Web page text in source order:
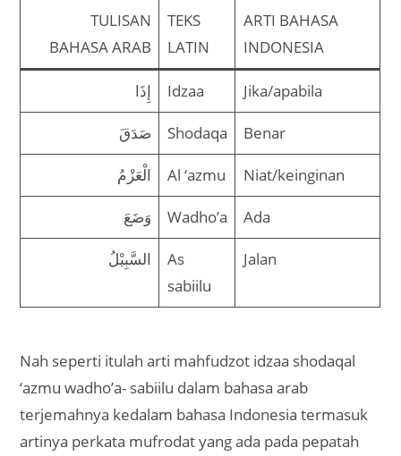
TULISAN
BAHASA ARAB
TEKS
LATIN
ARTI BAHASA
INDONESIA
إِذَا Idzaa Jika/apabila
صَدَقَ Shodaqa Benar
الْعَزْمُ Al ‘azmu Niat/keinginan
وَضَعَ Wadho’a Ada
السَّبِيْلُ
As
sabiilu
Jalan
Nah seperti itulah arti mahfudzot idzaa shodaqal
‘azmu wadho’a- sabiilu dalam bahasa arab
terjemahnya kedalam bahasa Indonesia termasuk
artinya perkata mufrodat yang ada pada pepatah